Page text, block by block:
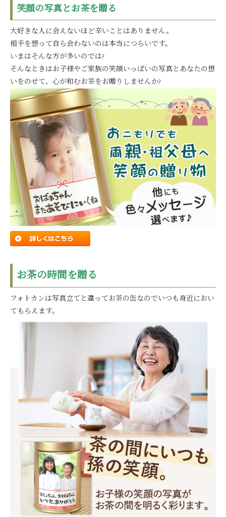
笑顔の写真とお茶を贈る
大好きな人に会えないほど辛いことはありません。
相手を想って自ら会わないのは本当につらいです。
いまはそんな方が多いのでは?
そんなときはお子様やご家族の笑顔いっぱいの写真とあなたの想
いをのせて、心が和むお茶をお贈りしませんか?
お茶の時間を贈る
フォトカンは写真立てと違ってお茶の缶なのでいつも身近におい
てもらえます。